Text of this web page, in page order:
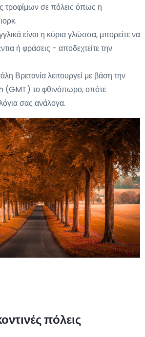
τροφίμων σε πόλεις όπως η
είναι η κύρια γλώσσα, μπορείτε να
ή φράσεις - αποδεχτείτε την
Βρετανία λειτουργεί με βάση την
το φθινόπωρο, οπότε
σας ανάλογα.
πόλεις